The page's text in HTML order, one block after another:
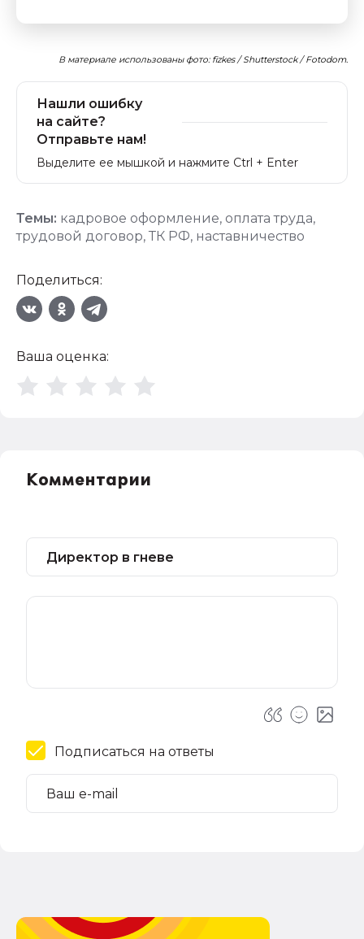
В материале использованы фото: fizkes / Shutterstock / Fotodom.
Нашли ошибку
на сайте?
Отправьте нам!
Выделите ее мышкой и нажмите Ctrl + Enter
Темы: кадровое оформление, оплата труда,
трудовой договор, ТК РФ, наставничество
Поделиться:
Ваша оценка:
Комментарии
Подписаться на ответы